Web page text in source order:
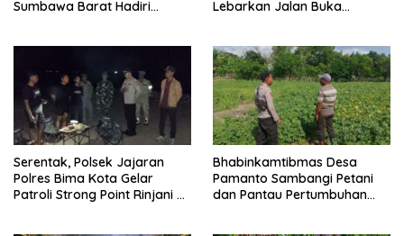
Sumbawa Barat Hadiri
Suntuk”
Lebarkan Jalan Buka
Serentak, Polsek Jajaran
Polres Bima Kota Gelar
Patroli Strong Point Rinjani di
Bhabinkamtibmas Desa
Pamanto Sambangi Petani
dan Pantau Pertumbuhan